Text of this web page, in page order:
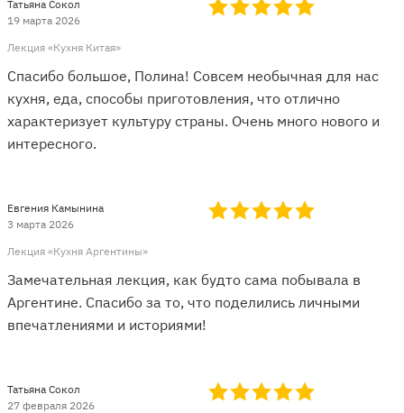
Лекция «Кухня Китая»
Татьяна Сокол
19 марта 2026
Спасибо большое, Полина! Совсем необычная для нас
кухня, еда, способы приготовления, что отлично
характеризует культуру страны. Очень много нового и
интересного.
Лекция «Кухня Аргентины»
Евгения Камынина
3 марта 2026
Замечательная лекция, как будто сама побывала в
Аргентине. Спасибо за то, что поделились личными
впечатлениями и историями!
Татьяна Сокол
27 февраля 2026